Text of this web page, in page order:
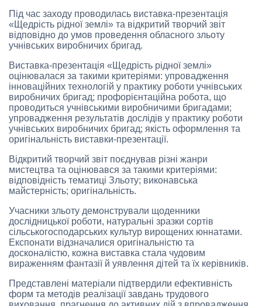
Під час заходу проводилась виставка-презентація
«Щедрість рідної землі» та відкритий творчий звіт
відповідно до умов проведення обласного зльоту
учнівських виробничих бригад.
Виставка-презентація «Щедрість рідної землі»
оцінювалася за такими критеріями: упровадження
інноваційних технологій у практику роботи учнівських
виробничих бригад; профорієнтаційна робота, що
проводиться учнівськими виробничими бригадами;
упровадження результатів дослідів у практику роботи
учнівських виробничих бригад; якість оформлення та
оригінальність виставки-презентації.
Відкритий творчий звіт поєднував різні жанри
мистецтва та оцінювався за такими критеріями:
відповідність тематиці Зльоту; виконавська
майстерність; оригінальність.
Учасники зльоту демонстрували щоденники
дослідницької роботи, натуральні зразки сортів
сільськогосподарських культур вирощених юннатами.
Експонати відзначалися оригінальністю та
досконалістю, кожна виставка стала чудовим
вираженням фантазії й уявлення дітей та їх керівників.
Представлені матеріали підтвердили ефективність
форм та методів реалізації завдань трудового